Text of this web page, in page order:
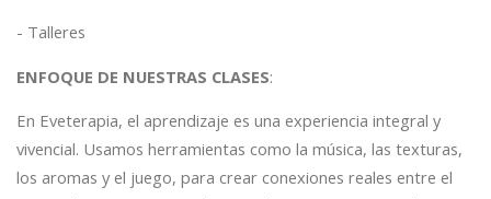
- Talleres
ENFOQUE DE NUESTRAS CLASES:
En Eveterapia, el aprendizaje es una experiencia integral y
vivencial. Usamos herramientas como la música, las texturas,
los aromas y el juego, para crear conexiones reales entre el